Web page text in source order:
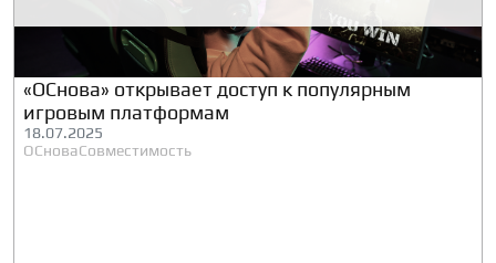
«ОСнова» открывает доступ к популярным
игровым платформам
18.07.2025
ОСноваСовместимость